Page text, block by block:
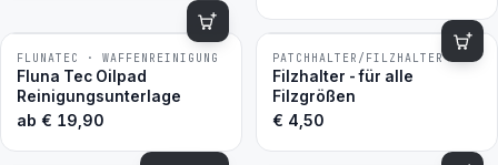
BESTSELLER
FLUNATEC · WAFFENREINIGUNG
Fluna Tec Oilpad
Reinigungsunterlage
ab € 19,90
BESTSELLER
PATCHHALTER/FILZHALTER
Filzhalter - für alle
Filzgrößen
€ 4,50